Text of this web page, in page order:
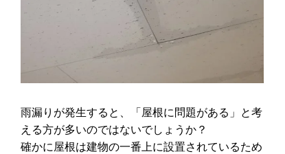
雨漏りが発生すると、「屋根に問題がある」と考
える方が多いのではないでしょうか？
確かに屋根は建物の一番上に設置されているため